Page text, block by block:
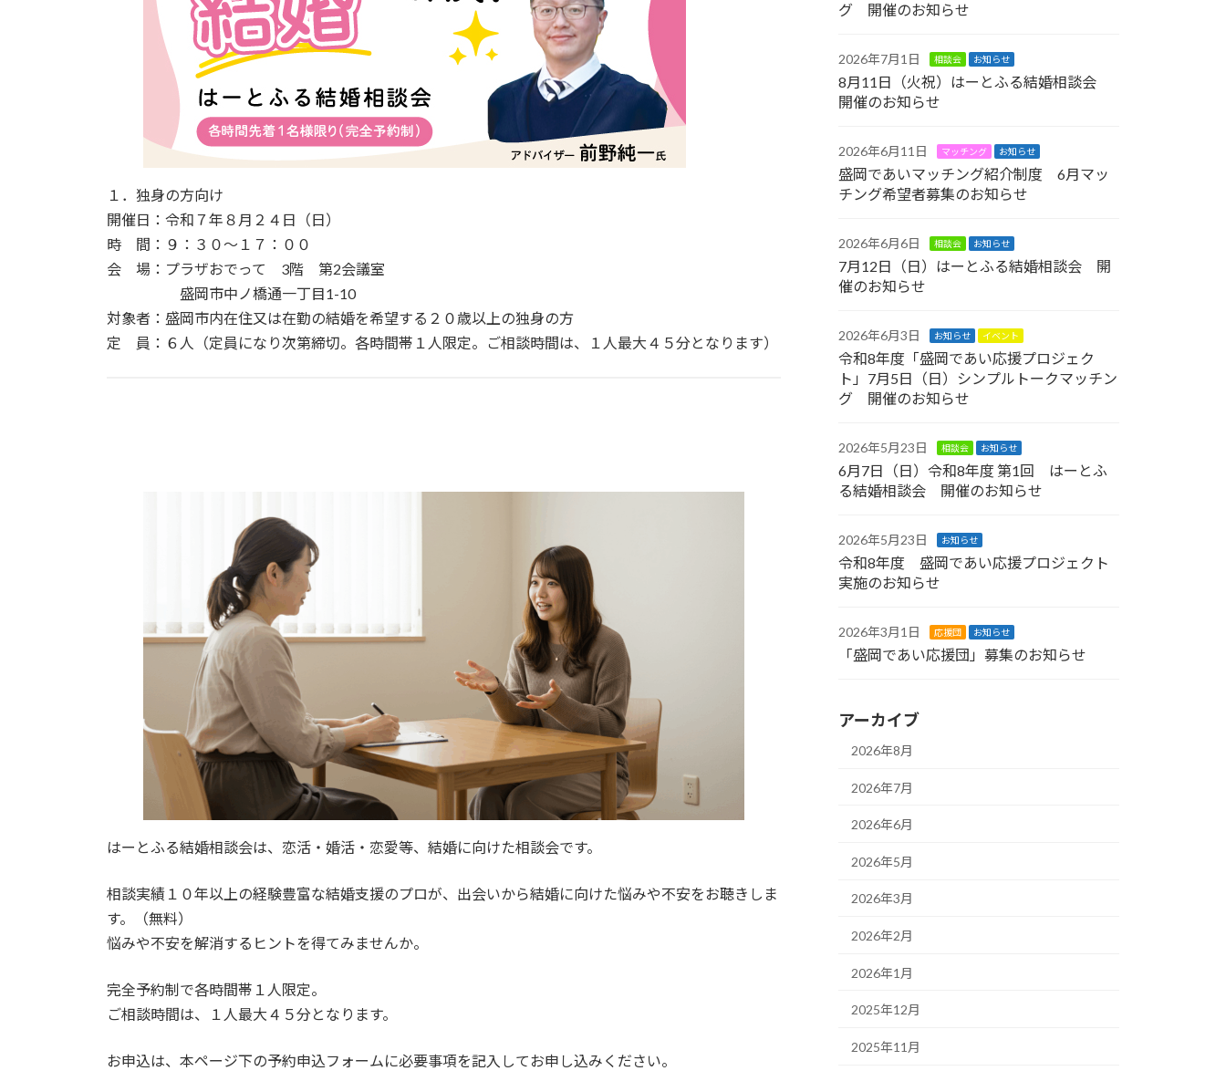
１．独身の方向け
開催日：令和７年８月２４日（日）
時 間：９：３０～１７：００
会 場：プラザおでって 3階 第2会議室
盛岡市中ノ橋通一丁目1-10
対象者：盛岡市内在住又は在勤の結婚を希望する２０歳以上の独身の方
定 員：６人（定員になり次第締切。各時間帯１人限定。ご相談時間は、１人最大４５分となります）
はーとふる結婚相談会は、恋活・婚活・恋愛等、結婚に向けた相談会です。
相談実績１０年以上の経験豊富な結婚支援のプロが、出会いから結婚に向けた悩みや不安をお聴きしま
す。（無料）
悩みや不安を解消するヒントを得てみませんか。
完全予約制で各時間帯１人限定。
ご相談時間は、１人最大４５分となります。
お申込は、本ページ下の予約申込フォームに必要事項を記入してお申し込みください。
グ 開催のお知らせ
2026年7月1日 相談会 お知らせ
8月11日（火祝）はーとふる結婚相談会
開催のお知らせ
2026年6月11日 マッチング お知らせ
盛岡であいマッチング紹介制度 6月マッ
チング希望者募集のお知らせ
2026年6月6日 相談会 お知らせ
7月12日（日）はーとふる結婚相談会 開
催のお知らせ
2026年6月3日 お知らせ イベント
令和8年度「盛岡であい応援プロジェク
ト」7月5日（日）シンプルトークマッチン
グ 開催のお知らせ
2026年5月23日 相談会 お知らせ
6月7日（日）令和8年度 第1回 はーとふ
る結婚相談会 開催のお知らせ
2026年5月23日 お知らせ
令和8年度 盛岡であい応援プロジェクト
実施のお知らせ
2026年3月1日 応援団 お知らせ
「盛岡であい応援団」募集のお知らせ
アーカイブ
2026年8月
2026年7月
2026年6月
2026年5月
2026年3月
2026年2月
2026年1月
2025年12月
2025年11月